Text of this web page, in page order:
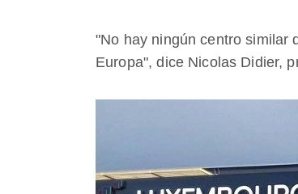
"No hay ningún centro similar
Europa", dice Nicolas Didier,